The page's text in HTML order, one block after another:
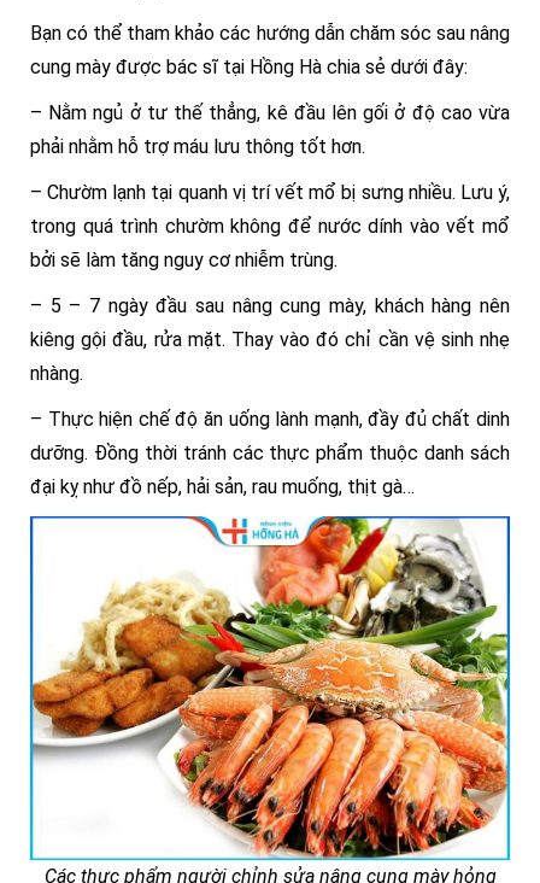
Bạn có thể tham khảo các hướng dẫn chăm sóc sau nâng
cung mày được bác sĩ tại Hồng Hà chia sẻ dưới đây:
– Nằm ngủ ở tư thế thẳng, kê đầu lên gối ở độ cao vừa
phải nhằm hỗ trợ máu lưu thông tốt hơn.
– Chườm lạnh tại quanh vị trí vết mổ bị sưng nhiều. Lưu ý,
trong quá trình chườm không để nước dính vào vết mổ
bởi sẽ làm tăng nguy cơ nhiễm trùng.
– 5 – 7 ngày đầu sau nâng cung mày, khách hàng nên
kiêng gội đầu, rửa mặt. Thay vào đó chỉ cần vệ sinh nhẹ
nhàng.
– Thực hiện chế độ ăn uống lành mạnh, đầy đủ chất dinh
dưỡng. Đồng thời tránh các thực phẩm thuộc danh sách
đại kỵ như đồ nếp, hải sản, rau muống, thịt gà…
Các thực phẩm người chỉnh sửa nâng cung mày hỏng